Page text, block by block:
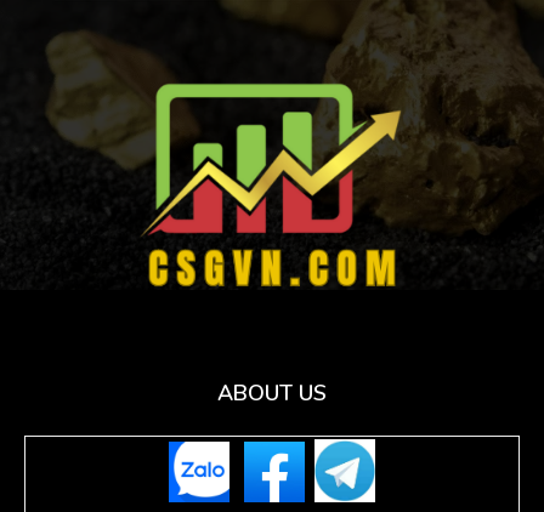
ABOUT US